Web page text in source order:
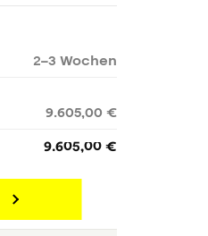
2–3 Wochen
9.605,00 €
9.605,00 €